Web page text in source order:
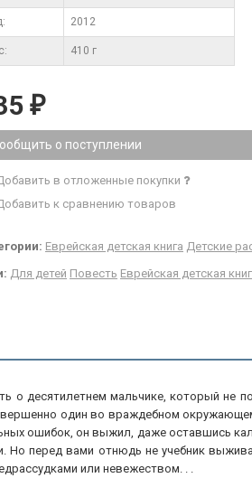
2012
410 г
₽
о поступлении
в отложенные покупки
к сравнению товаров
Еврейская детская книга Детские
Для детей Повесть Еврейская детская
о десятилетнем мальчике, который не
один во враждебном
ошибок, он выжил, даже оставшись
перед вами отнюдь не учебник
или невежеством. . .